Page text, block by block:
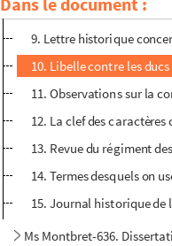
8. Remontrances du
9. Lettre historique
10. Libelle contre les
11. Observations sur la
12. La clef des caractères
13. Revue du régiment
14. Termes desquels on
15. Journal historique de
Ms Montbret-636.